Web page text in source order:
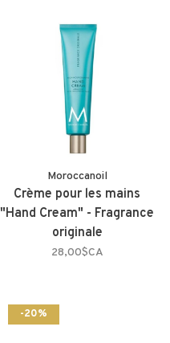
Moroccanoil
Crème pour les mains
"Hand Cream" - Fragrance
originale
28,00$CA
-20%